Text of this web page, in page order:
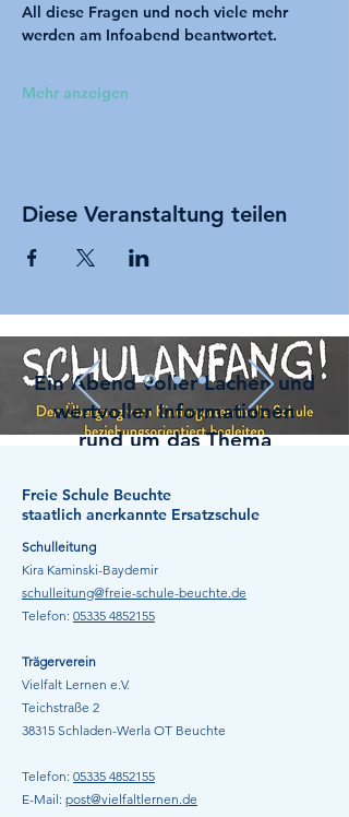
All diese Fragen und noch viele mehr
werden am Infoabend beantwortet.
Mehr anzeigen
Diese Veranstaltung teilen
Ein Abend voller Lachen und
wertvoller Informationen
rund um das Thema
Schulwochen"
Freie Schule Beuchte
staatlich anerkannte Ersatzschule
Schulleitung
Kira Kaminski-Baydemir
schulleitung@freie-schule-beuchte.de
Telefon: 05335 4852155
Trägerverein
Vielfalt Lernen e.V.
Teichstraße 2
38315 Schladen-Werla OT Beuchte
Telefon: 05335 4852155
E-Mail: post@vielfaltlernen.de